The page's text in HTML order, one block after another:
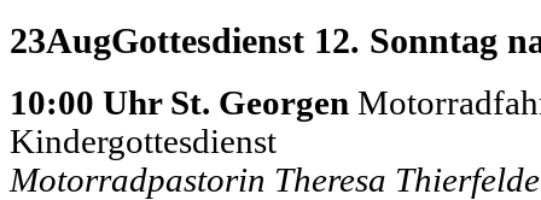
23AugGottesdienst 12. Sonntag
10:00 Uhr St. Georgen
Kindergottesdienst
Motorradpastorin Theresa